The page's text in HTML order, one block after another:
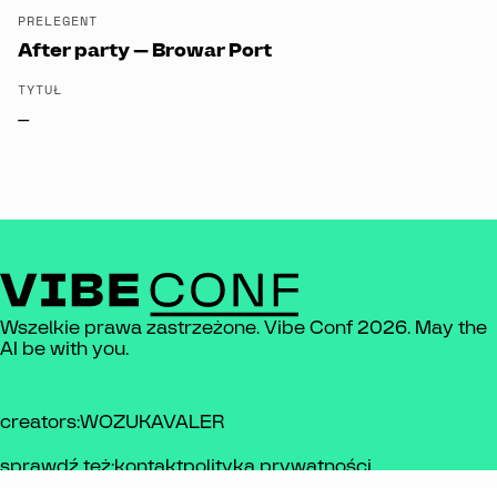
PRELEGENT
After party — Browar Port
TYTUŁ
—
kontakt
Wszelkie prawa zastrzeżone. Vibe Conf 2026. May the
AI be with you.
creators:WOZUKAVALER
sprawdź też:kontaktpolityka prywatności